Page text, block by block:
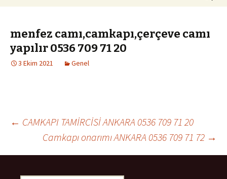
menfez camı,camkapı,çerçeve camı
yapılır 0536 709 71 20
3 Ekim 2021 Genel
Yazı dolaşımı
← CAMKAPI TAMİRCİSİ ANKARA 0536 709 71 20
Camkapı onarımı ANKARA 0536 709 71 72 →